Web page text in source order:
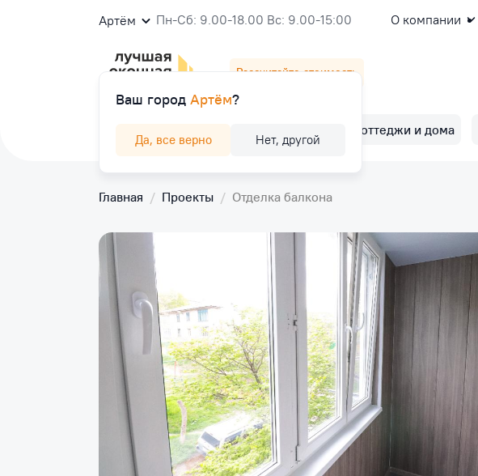
Артём Пн-Сб: 9.00-18.00 Вс: 9.00-15:00 О компании
Рассчитайте стоимость
Коттеджи и дома
Главная / Проекты / Отделка балкона
Ваш город Артём?
Да, все верно Нет, другой